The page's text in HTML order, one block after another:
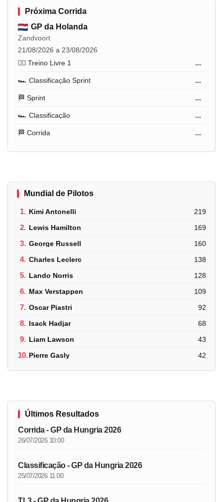
Próxima Corrida
GP da Holanda
Zandvoort
21/08/2026 a 23/08/2026
🏋️‍♂️ Treino Livre 1
...
🏎️ Classificação Sprint ...
🏁 Sprint ...
🏎️ Classificação ...
🏁 Corrida ...
Mundial de Pilotos
1. Kimi Antonelli 219
2. Lewis Hamilton 169
3. George Russell 160
4. Charles Leclerc 138
5. Lando Norris 128
6. Max Verstappen 109
7. Oscar Piastri 92
8. Isack Hadjar 68
9. Liam Lawson 43
10.Pierre Gasly 42
Últimos Resultados
Corrida - GP da Hungria 2026
26/07/2026 10:00
Classificação - GP da Hungria 2026
25/07/2026 11:00